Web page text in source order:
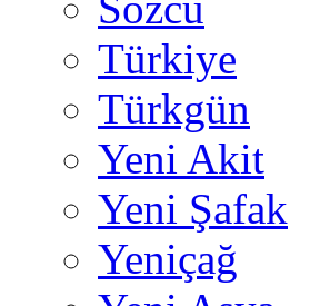
Türkiye
Türkgün
Yeni Akit
Yeni Şafak
Yeniçağ